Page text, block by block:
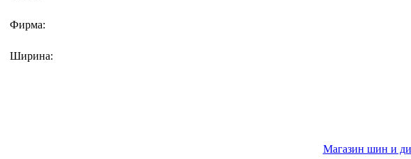
Фирма:
Ширина:
Магазин шин и